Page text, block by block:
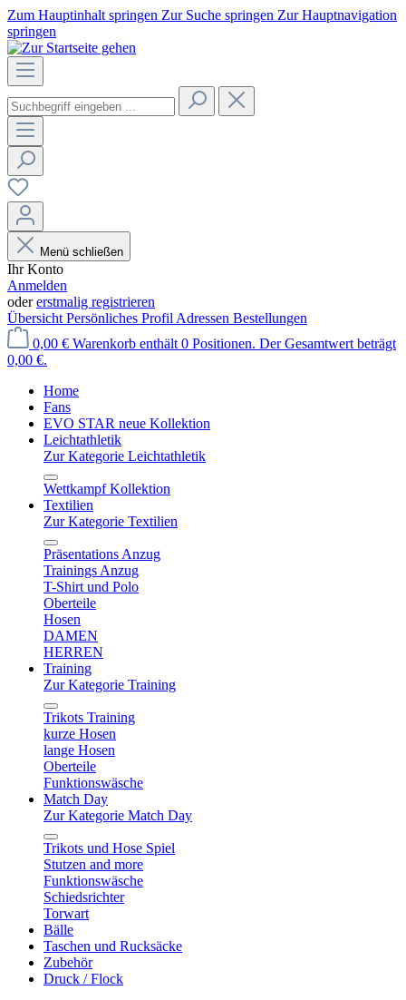
Zum Hauptinhalt springen Zur Suche springen Zur Hauptnavigation
springen
Menü schließen
Ihr Konto
Anmelden
odererstmalig registrieren
Übersicht Persönliches Profil Adressen Bestellungen
0,00 € Warenkorb enthält 0 Positionen. Der Gesamtwert beträgt
0,00 €.
Home
Fans
EVO STAR neue Kollektion
Leichtathletik
Zur Kategorie Leichtathletik
Wettkampf Kollektion
Textilien
Zur Kategorie Textilien
Präsentations Anzug
Trainings Anzug
T-Shirt und Polo
Oberteile
Hosen
DAMEN
HERREN
Training
Zur Kategorie Training
Trikots Training
kurze Hosen
lange Hosen
Oberteile
Funktionswäsche
Match Day
Zur Kategorie Match Day
Trikots und Hose Spiel
Stutzen and more
Funktionswäsche
Schiedsrichter
Torwart
Bälle
Taschen und Rucksäcke
Zubehör
Druck / Flock